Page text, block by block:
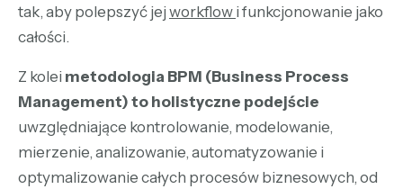
tak, aby polepszyć jej workflow i funkcjonowanie jako
całości.
Z kolei metodologia BPM (Business Process
Management) to holistyczne podejście
uwzględniające kontrolowanie, modelowanie,
mierzenie, analizowanie, automatyzowanie i
optymalizowanie całych procesów biznesowych, od